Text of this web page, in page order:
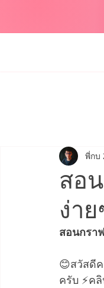
สอ
ง่า
พี่กบ
สอนกรา
😊สวัสดี
ครับ ⚡ค